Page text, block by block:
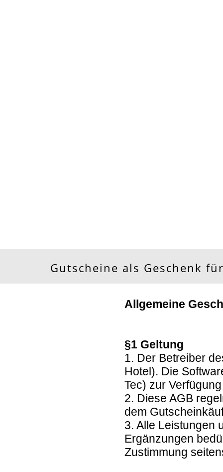
Gutscheine als Geschenk
Allgemeine
§1 Geltung
1. Der Betreiber
Hotel). Die
Tec) zur
2. Diese AGB
dem
3. Alle Leistungen
Ergänzungen
Zustimmung